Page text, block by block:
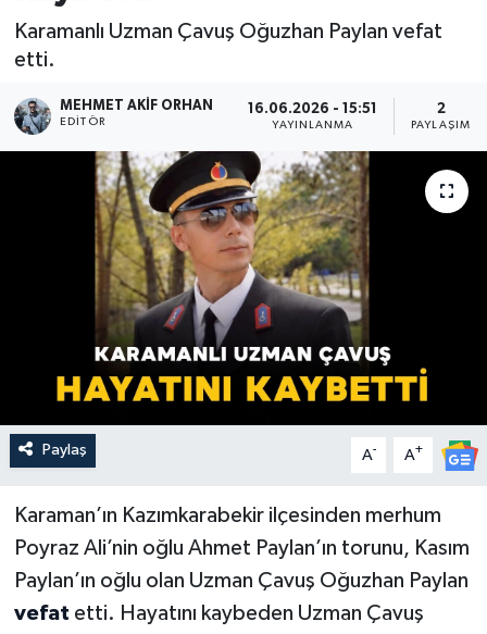
Karamanlı Uzman Çavuş Oğuzhan Paylan vefat
etti.
MEHMET AKIF ORHAN
EDITÖR
16.06.2026 - 15:51
YAYINLANMA
2
PAYLAŞIM
Paylaş A- A+
Karaman’ın Kazımkarabekir ilçesinden merhum
Poyraz Ali’nin oğlu Ahmet Paylan’ın torunu, Kasım
Paylan’ın oğlu olan Uzman Çavuş Oğuzhan Paylan
vefat etti. Hayatını kaybeden Uzman Çavuş